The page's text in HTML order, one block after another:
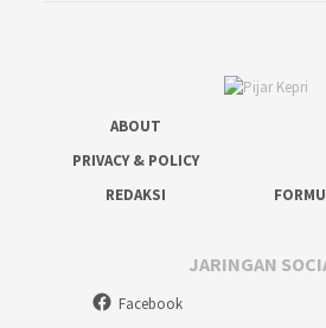
ABOUT
PRIVACY & POLICY
REDAKSI
JARINGAN
Facebook